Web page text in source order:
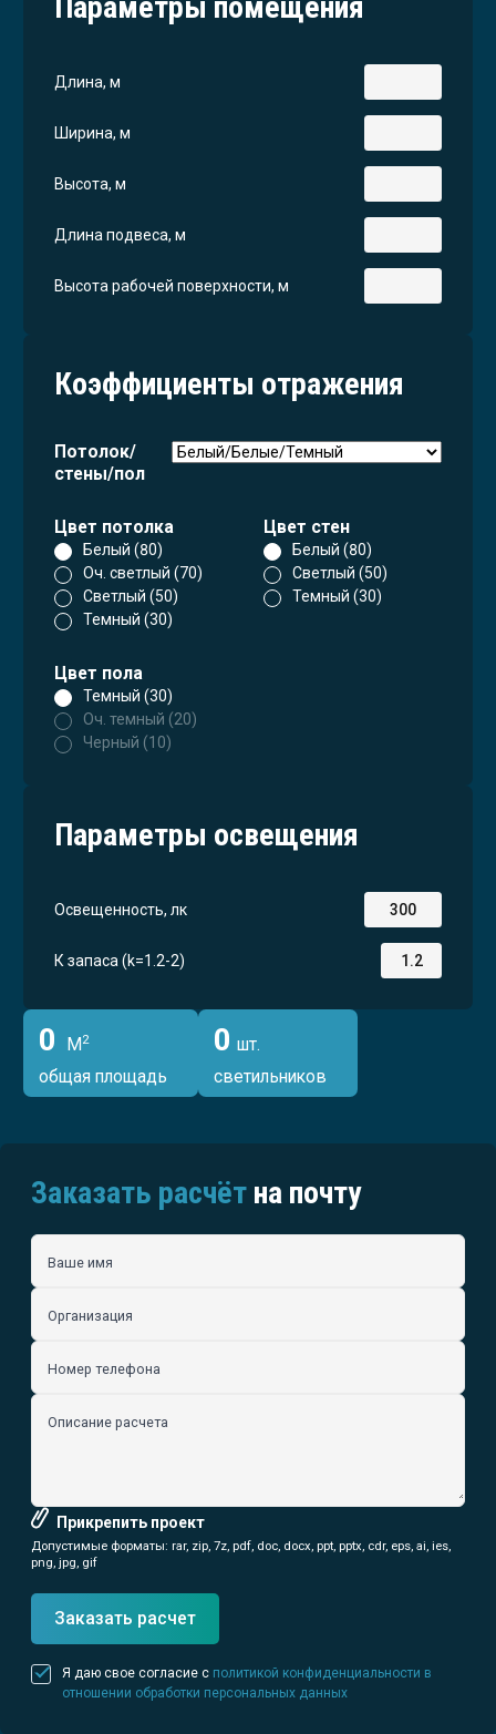
Параметры помещения
Длина, м
Ширина, м
Высота, м
Длина подвеса, м
Высота рабочей поверхности, м
Коэффициенты отражения
Потолок/
стены/пол
Цвет потолка
Белый (80)
Оч. светлый (70)
Светлый (50)
Темный (30)
Цвет стен
Белый (80)
Светлый (50)
Темный (30)
Цвет пола
Темный (30)
Оч. темный (20)
Черный (10)
Параметры освещения
Освещенность, лк
К запаса (k=1.2-2)
0 М 2
общая площадь
0 шт.
светильников
Заказать расчёт на почту
Ваше имя
Организация
Номер телефона
Описание расчета
Прикрепить проект
Допустимые форматы: rar, zip, 7z, pdf, doc, docx, ppt, pptx, cdr, eps, ai, ies,
png, jpg, gif
Заказать расчет
Я даю свое согласие с политикой конфиденциальности в
отношении обработки персональных данных